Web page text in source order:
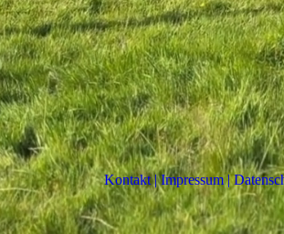
Kontakt | Impressum |